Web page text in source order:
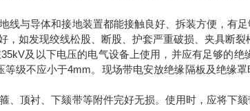
线与导体和接地装置都能接触良好、拆装方便，有
如发现绞线松股、断股、护套严重破损、夹具断裂
及以下电压的电气设备上使用，并应有足够的绝
级不应小于4mm。现场带电安放绝缘隔板及绝缘
、顶衬、下颏带等附件完好无损。使用时，应将下